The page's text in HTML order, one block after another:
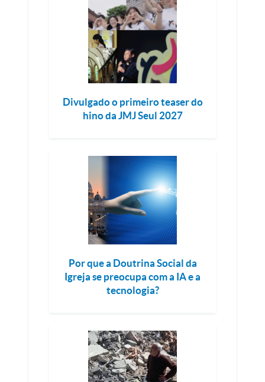
Divulgado o primeiro teaser do
hino da JMJ Seul 2027
Por que a Doutrina Social da
Igreja se preocupa com a IA e a
tecnologia?